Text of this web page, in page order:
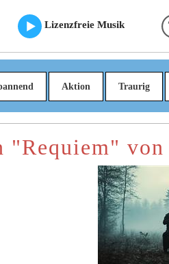
Lizenzfreie Musik
Aktion Traurig
"Requiem"